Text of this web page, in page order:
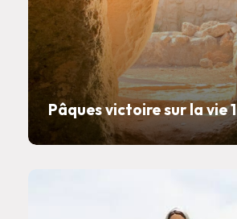
Pâques victoire sur la vie 1